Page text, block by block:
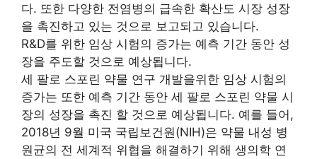
다. 또한 다양한 전염병의 급속한 확산도 시장 성장
을 촉진하고 있는 것으로 보고되고 있습니다.
R&D를 위한 임상 시험의 증가는 예측 기간 동안 성
장을 주도할 것으로 예상됩니다.
세 팔로 스포린 약물 연구 개발을위한 임상 시험의
증가는 또한 예측 기간 동안 세 팔로 스포린 약물 시
장의 성장을 촉진 할 것으로 예상됩니다. 예를 들어,
2018년 9월 미국 국립보건원(NIH)은 약물 내성 병
원균의 전 세계적 위협을 해결하기 위해 생의학 연